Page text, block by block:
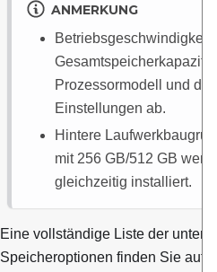
ANMERKUNG
Betriebsgeschwindigkeit
Prozessormodell und
Einstellungen ab.
Hintere
mit 256 GB/512 GB
gleichzeitig installiert.
Eine vollständige Liste der
Speicheroptionen finden Sie auf